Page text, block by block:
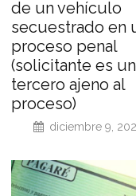
de un vehículo
secuestrado en
proceso penal
(solicitante es un
tercero ajeno al
proceso)
diciembre 9,